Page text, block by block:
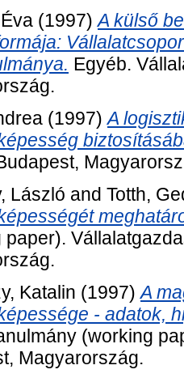
(1997)A külső
Egyéb.
(1997)A
László and Totth,
paper).
Katalin (1997)A
- adatok,
(working
Magyarország.